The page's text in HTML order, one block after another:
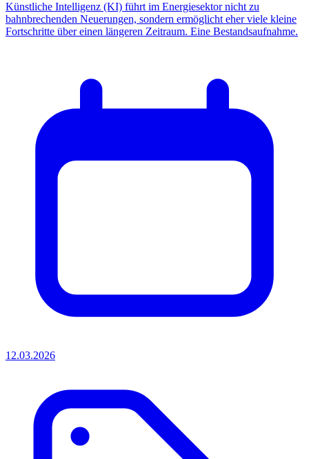
Künstliche Intelligenz (KI) führt im Energiesektor nicht zu
bahnbrechenden Neuerungen, sondern ermöglicht eher viele kleine
Fortschritte über einen längeren Zeitraum. Eine Bestandsaufnahme.
12.03.2026